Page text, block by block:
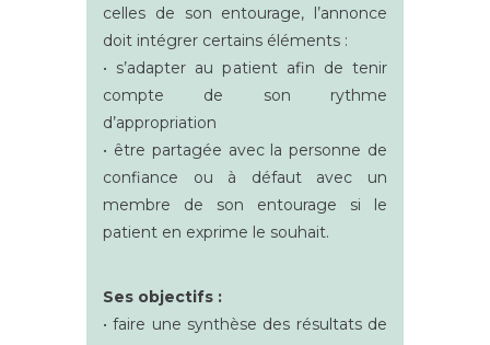
celles de son entourage, l’annonce
doit intégrer certains éléments :
• s’adapter au patient afin de tenir
compte de son rythme
d’appropriation
• être partagée avec la personne de
confiance ou à défaut avec un
membre de son entourage si le
patient en exprime le souhait.
Ses objectifs :
• faire une synthèse des résultats de